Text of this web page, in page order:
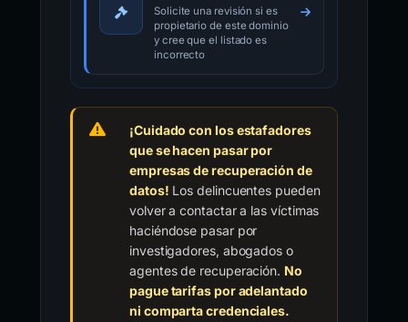
Solicite una revisión si es
propietario de este dominio
y cree que el listado es
incorrecto
¡Cuidado con los estafadores
que se hacen pasar por
empresas de recuperación de
datos! Los delincuentes pueden
volver a contactar a las víctimas
haciéndose pasar por
investigadores, abogados o
agentes de recuperación. No
pague tarifas por adelantado
ni comparta credenciales.